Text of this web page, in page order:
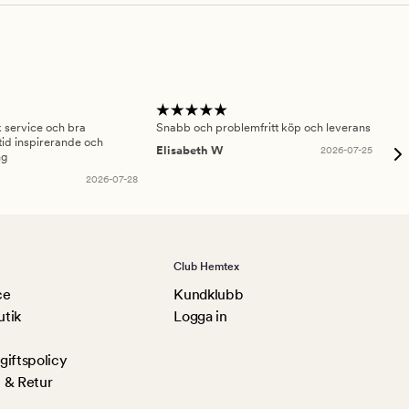
service och bra
inspirerande och
2026-07-28
Snabb och problemfritt köp och leverans
Elisabeth W
2026-07-25
Retur
Club Hemtex
Kundklubb
Logga in